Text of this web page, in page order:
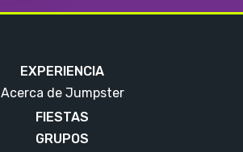
EXPERIENCIA
Acerca de Jumpster
FIESTAS
GRUPOS